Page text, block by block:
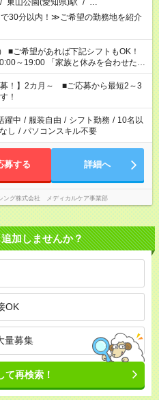
/ 東山公園(愛知県)駅 / …
30分以内！≫ご希望の勤務地を紹介
と休みを合わせた
準備がしたい」 「できれば残業はし
くださいね。 ※Wワーク希望
望する勤務時間と、もう1つのお仕事
間を超える場合は応募できません。
募！】2カ月～ ■ご応募から最短2～3
！
躍中 / 服装自由 / シフト勤務 / 10名以
し / パソコンスキル不要
募する 詳細へ
ング株式会社 メディカルケア事業部
加しませんか？
OK
量募集
て再検索！